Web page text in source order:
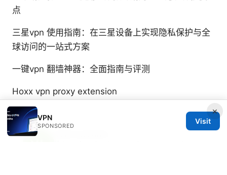
点
三星vpn 使用指南：在三星设备上实现隐私保护与全
球访问的一站式方案
一键vpn 翻墙神器：全面指南与评测
Hoxx vpn proxy extension
×
VPN
SPONSORED
Visit